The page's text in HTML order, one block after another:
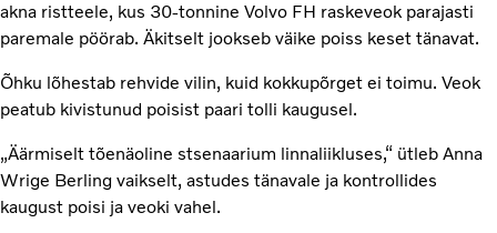
akna ristteele, kus 30-tonnine Volvo FH raskeveok parajasti
paremale pöörab. Äkitselt jookseb väike poiss keset tänavat.
Õhku lõhestab rehvide vilin, kuid kokkupõrget ei toimu. Veok
peatub kivistunud poisist paari tolli kaugusel.
„Äärmiselt tõenäoline stsenaarium linnaliikluses,“ ütleb Anna
Wrige Berling vaikselt, astudes tänavale ja kontrollides
kaugust poisi ja veoki vahel.